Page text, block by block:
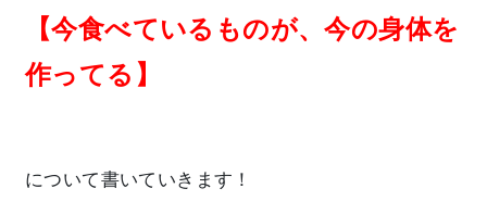
【今食べているものが、今の身体を
作ってる】
について書いていきます！